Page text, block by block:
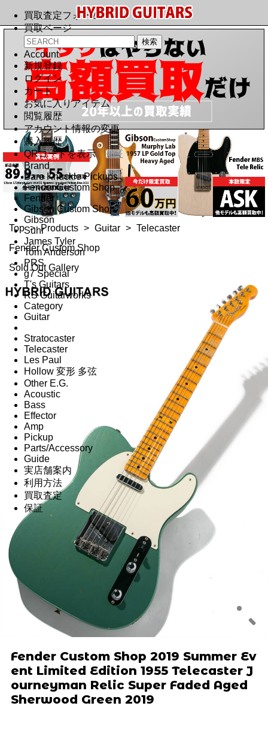
買取査定フォーム
買取ページ
Account
新規登録
ログイン
カート
お気に入りアイテム
閲覧履歴
アカウント情報の変更
購入履歴
QRコードを表示
Brand
Bare Knuckle Pickups
Fender Custom Shop
Fender
Gibson Custom Shop
Gibson
Suhr
James Tyler
Tom Anderson
PRS
g7 Special
T's Guitars
RS Guitarworks
Category
Guitar
Stratocaster
Telecaster
Les Paul
Hollow 変形 多弦
Other E.G.
Acoustic
Bass
Effector
Amp
Pickup
Parts/Accessory
Guide
実店舗案内
利用方法
買取査定
保証
Top > Products > Guitar > Telecaster
Fender Custom Shop
Sold Out Gallery
Fender Custom Shop 2019 Summer Ev
ent Limited Edition 1955 Telecaster J
ourneyman Relic Super Faded Aged
Sherwood Green 2019